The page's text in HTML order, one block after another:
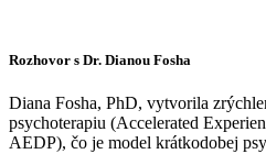
Rozhovor s Dr. Dianou Fosha
Diana Fosha, PhD, vytvorila
psychoterapiu (Accelerated
AEDP), čo je model krátkodobej